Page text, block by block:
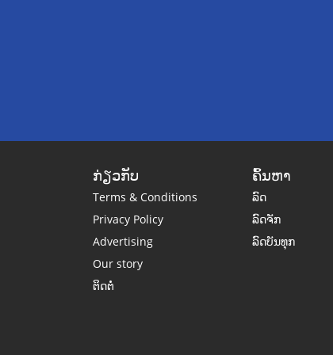
ກ່ຽວກັບ
Terms & Conditions
Privacy Policy
Advertising
Our story
ຕິດຕໍ່
ຄົ້ນຫາ
ລົດ
ລົດຈັກ
ລົດບັນທຸກ